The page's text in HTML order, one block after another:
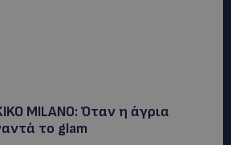
MILANO: Όταν η άγρια
το glam